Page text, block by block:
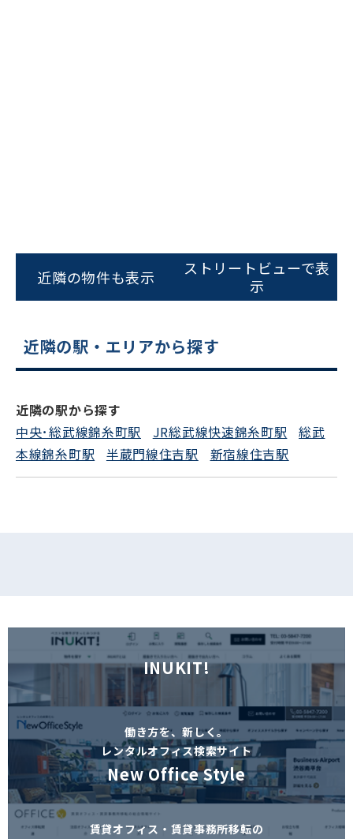
スムーズにご案内できます
0120-620-213
電話でお問い合わせ
近隣の物件も表示
ストリートビューで表
示
近隣の駅・エリアから探す
近隣の駅から探す
中央･総武線錦糸町駅
JR総武線快速錦糸町駅
総武
本線錦糸町駅
半蔵門線住吉駅 新宿線住吉駅
INUKIT!
働き方を、新しく。
レンタルオフィス検索サイト
New Office Style
賃貸オフィス・賃貸事務所移転の